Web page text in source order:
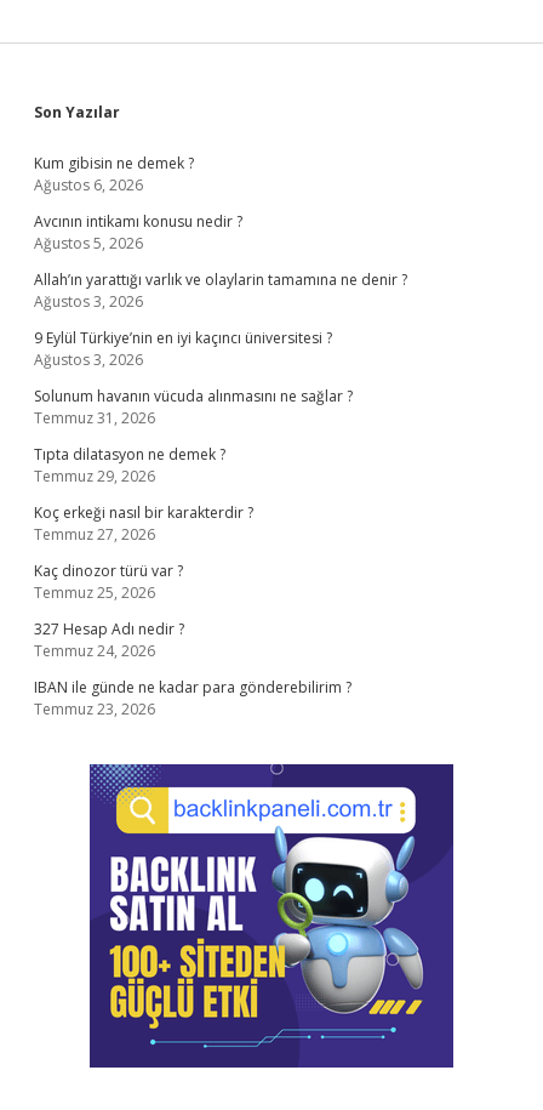
Sidebar
Son Yazılar
Kum gibisin ne demek ?
Ağustos 6, 2026
Avcının intikamı konusu nedir ?
Ağustos 5, 2026
Allah’ın yarattığı varlık ve olaylarin tamamına ne denir ?
Ağustos 3, 2026
9 Eylül Türkiye’nin en iyi kaçıncı üniversitesi ?
Ağustos 3, 2026
Solunum havanın vücuda alınmasını ne sağlar ?
Temmuz 31, 2026
Tıpta dilatasyon ne demek ?
Temmuz 29, 2026
Koç erkeği nasıl bir karakterdir ?
Temmuz 27, 2026
Kaç dinozor türü var ?
Temmuz 25, 2026
327 Hesap Adı nedir ?
Temmuz 24, 2026
IBAN ile günde ne kadar para gönderebilirim ?
Temmuz 23, 2026